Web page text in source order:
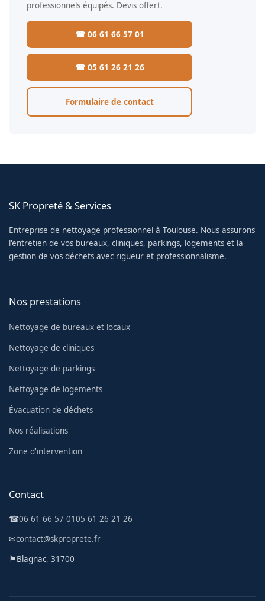
professionnels équipés. Devis offert.
☎ 06 61 66 57 01
☎ 05 61 26 21 26
Formulaire de contact
SK Propreté & Services
Entreprise de nettoyage professionnel à Toulouse. Nous assurons
l'entretien de vos bureaux, cliniques, parkings, logements et la
gestion de vos déchets avec rigueur et professionnalisme.
Nos prestations
Nettoyage de bureaux et locaux
Nettoyage de cliniques
Nettoyage de parkings
Nettoyage de logements
Évacuation de déchets
Nos réalisations
Zone d'intervention
Contact
☎06 61 66 57 0105 61 26 21 26
✉contact@skproprete.fr
⚑Blagnac, 31700